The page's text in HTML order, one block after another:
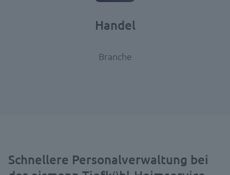
Handel
Branche
Schnellere Personalverwaltung bei